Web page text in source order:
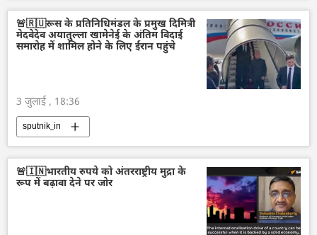
🚨🇷🇺रूस के प्रतिनिधिमंडल के प्रमुख दिमित्री
मेदवेदेव अयातुल्ला खामेनेई के अंतिम विदाई
समारोह में शामिल होने के लिए ईरान पहुंचे
3 जुलाई , 18:36
sputnik_in
🚨🇮🇳भारतीय रुपये को अंतरराष्ट्रीय मुद्रा के
रूप में बढ़ावा देने पर जोर